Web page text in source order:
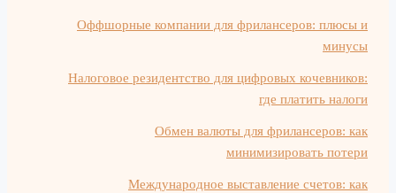
Оффшорные компании для фрилансеров: плюсы и
минусы
Налоговое резидентство для цифровых кочевников:
где платить налоги
Обмен валюты для фрилансеров: как
минимизировать потери
Международное выставление счетов: как